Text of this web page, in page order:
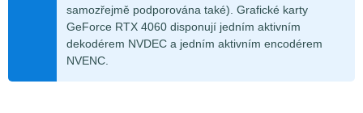
samozřejmě podporována také). Grafické karty
GeForce RTX 4060 disponují jedním aktivním
dekodérem NVDEC a jedním aktivním encodérem
NVENC.